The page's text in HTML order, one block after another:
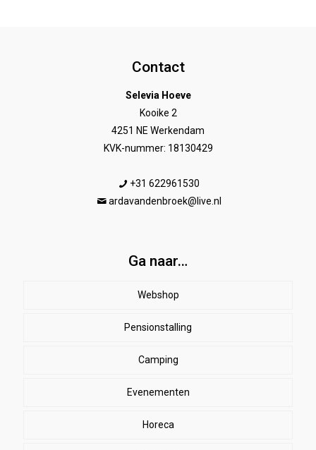
Contact
Selevia Hoeve
Kooike 2
4251 NE Werkendam
KVK-nummer: 18130429
+31 622961530
ardavandenbroek@live.nl
Ga naar…
Webshop
Paard
Beenbeschermers
EHBO
Dekens
Ruiter
Herenkleding
Dames paardrijkleding
Stal
SALE
Pensionstalling
Camping
Evenementen
Horeca